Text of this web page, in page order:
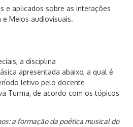
e aplicados sobre as interações
Meios audiovisuais.
a disciplina
apresentada abaixo, a qual é
letivo pelo docente
Turma, de acordo com os tópicos
a formação da poética musical do